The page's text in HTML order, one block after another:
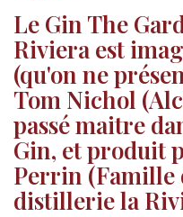
Le Gin The
Riviera est
(qu'on ne
Tom Nichol
passé maitre
Gin, et produit
Perrin (Famille
distillerie la